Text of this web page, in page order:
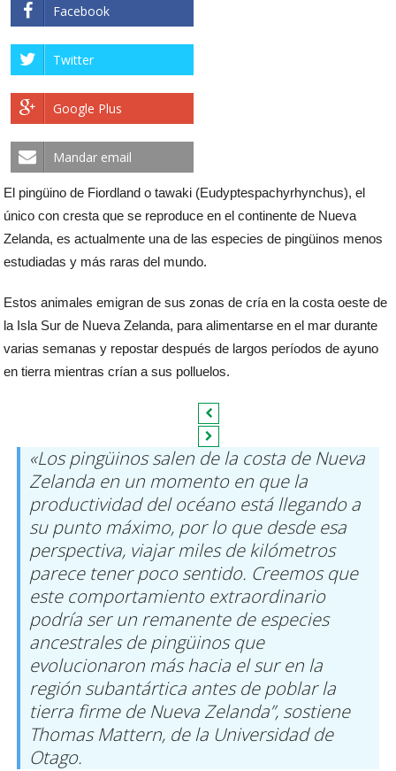
Facebook
Twitter
Google Plus
Mandar email
El pingüino de Fiordland o tawaki (Eudyptespachyrhynchus), el
único con cresta que se reproduce en el continente de Nueva
Zelanda, es actualmente una de las especies de pingüinos menos
estudiadas y más raras del mundo.
Estos animales emigran de sus zonas de cría en la costa oeste de
la Isla Sur de Nueva Zelanda, para alimentarse en el mar durante
varias semanas y repostar después de largos períodos de ayuno
en tierra mientras crían a sus polluelos.
«Los pingüinos salen de la costa de Nueva
Zelanda en un momento en que la
productividad del océano está llegando a
su punto máximo, por lo que desde esa
perspectiva, viajar miles de kilómetros
parece tener poco sentido. Creemos que
este comportamiento extraordinario
podría ser un remanente de especies
ancestrales de pingüinos que
evolucionaron más hacia el sur en la
región subantártica antes de poblar la
tierra firme de Nueva Zelanda”, sostiene
Thomas Mattern, de la Universidad de
Otago.